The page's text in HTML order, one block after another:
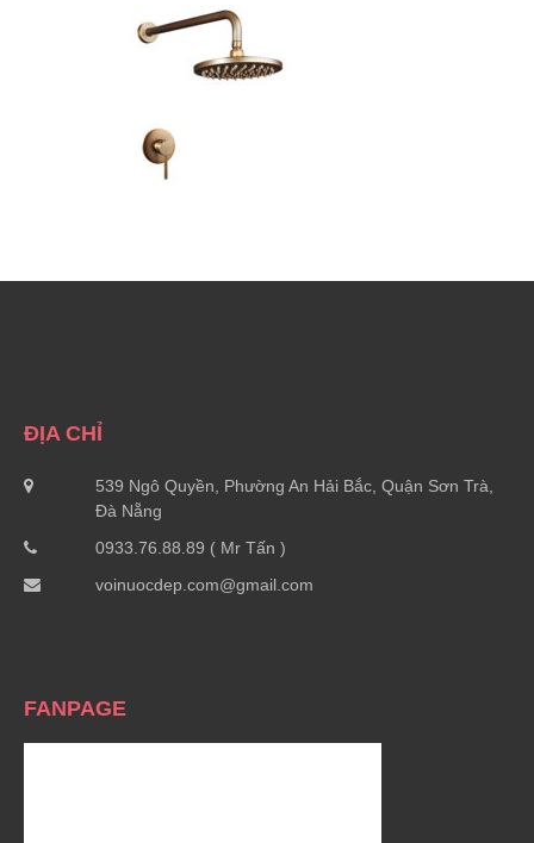
ĐỊA CHỈ
539 Ngô Quyền, Phường An Hải Bắc, Quận Sơn Trà,
Đà Nẵng
0933.76.88.89 ( Mr Tấn )
voinuocdep.com@gmail.com
FANPAGE